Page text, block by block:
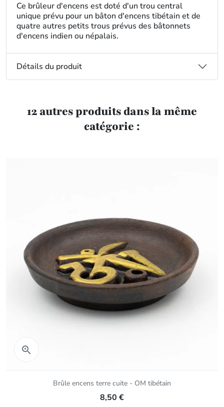
Ce brûleur d'encens est doté d'un trou central
unique prévu pour un bâton d'encens tibétain et de
quatre autres petits trous prévus des bâtonnets
d'encens indien ou népalais.
Détails du produit
12 autres produits dans la même
catégorie :

Brûle encens terre cuite - OM tibétain
8,50 €